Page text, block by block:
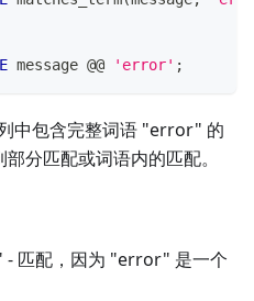
message @@ 'error' ;
中包含完整词语 "error" 的
分匹配或词语内的匹配。
匹配，因为 "error" 是一个